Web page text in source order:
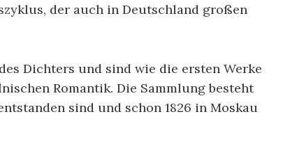
der auch in Deutschland großen
Dichters und sind wie die ersten Werke
Romantik. Die Sammlung besteht
sind und schon 1826 in Moskau